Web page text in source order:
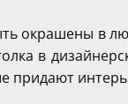
окрашены в
в
придают